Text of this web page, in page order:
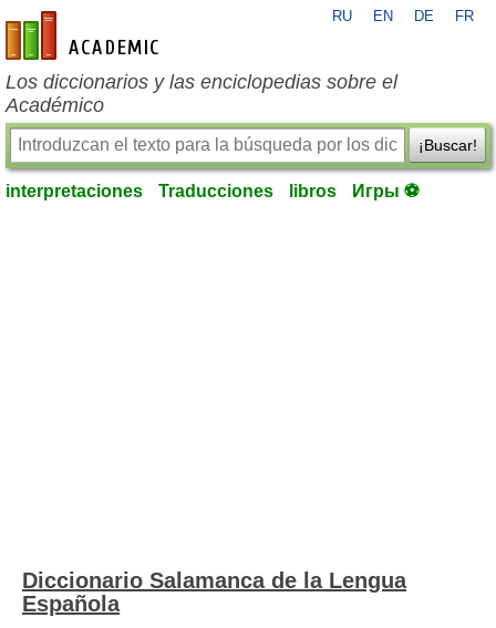
es-academic.com
RU EN DE FR
Los diccionarios y las enciclopedias sobre el
Académico
¡Buscar!
interpretaciones Traducciones libros Игры ⚽
Diccionario Salamanca de la Lengua
Española